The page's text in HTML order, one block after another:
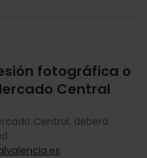
fotográfica o
Central
Central, deberá
.